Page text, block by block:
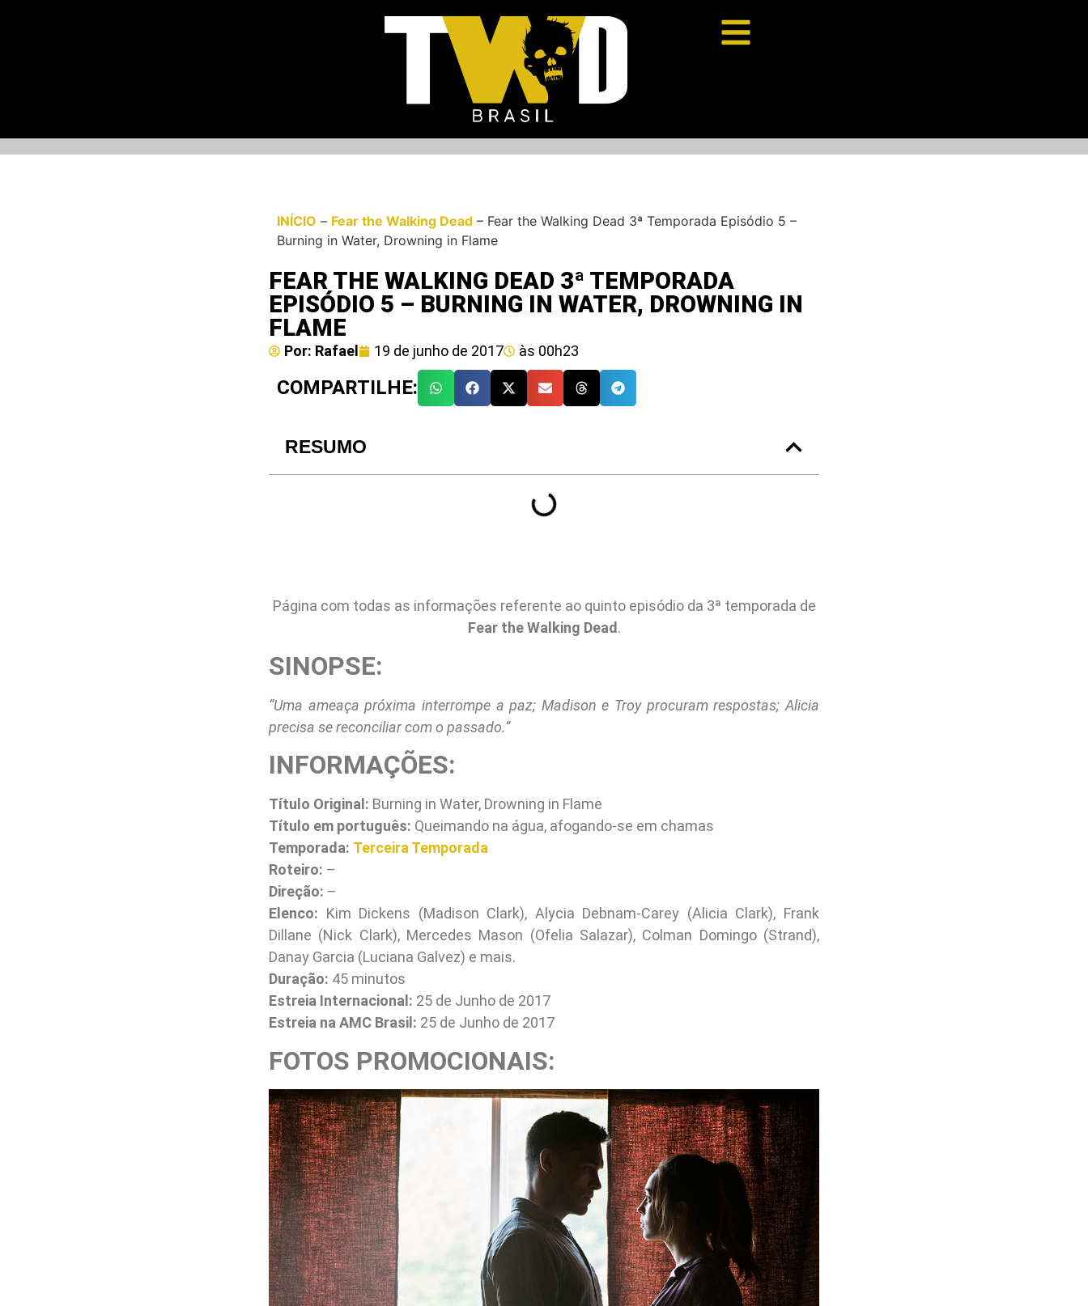
INÍCIO – Fear the Walking Dead – Fear the Walking Dead 3ª Temporada Episódio 5 –
Burning in Water, Drowning in Flame
FEAR THE WALKING DEAD 3ª TEMPORADA
EPISÓDIO 5 – BURNING IN WATER, DROWNING IN
FLAME
Por: Rafael 19 de junho de 2017 às 00h23
COMPARTILHE:
RESUMO
Página com todas as informações referente ao quinto episódio da 3ª temporada de
Fear the Walking Dead.
SINOPSE:
“Uma ameaça próxima interrompe a paz; Madison e Troy procuram respostas; Alicia
precisa se reconciliar com o passado.”
INFORMAÇÕES:
Título Original: Burning in Water, Drowning in Flame
Título em português: Queimando na água, afogando-se em chamas
Temporada: Terceira Temporada
Roteiro: –
Direção: –
Elenco: Kim Dickens (Madison Clark), Alycia Debnam-Carey (Alicia Clark), Frank
Dillane (Nick Clark), Mercedes Mason (Ofelia Salazar), Colman Domingo (Strand),
Danay Garcia (Luciana Galvez) e mais.
Duração: 45 minutos
Estreia Internacional: 25 de Junho de 2017
Estreia na AMC Brasil: 25 de Junho de 2017
FOTOS PROMOCIONAIS: